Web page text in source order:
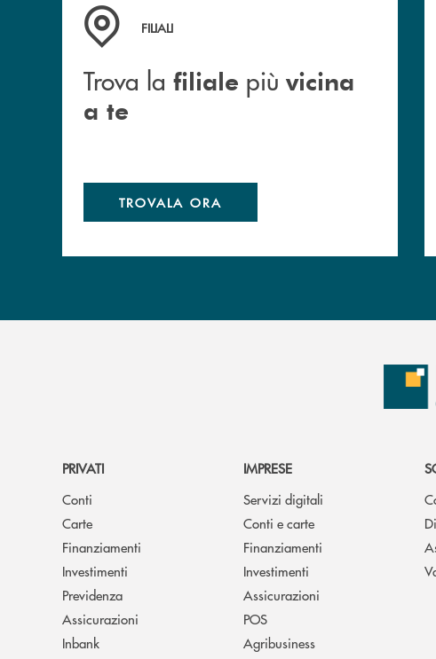
Trova la filiale più vicina a te
FILIALI
Trova la filiale più vicina
a te
TROVALA ORA
PRIVATI
Conti
Carte
Finanziamenti
Investimenti
Previdenza
Assicurazioni
Inbank
IMPRESE
Servizi digitali
Conti e carte
Finanziamenti
Investimenti
Assicurazioni
POS
Agribusiness